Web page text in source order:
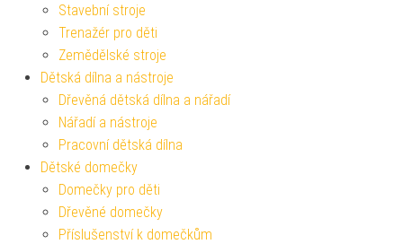
Stavební stroje
Trenažér pro děti
Zemědělské stroje
Dětská dílna a nástroje
Dřevěná dětská dílna a nářadí
Nářadí a nástroje
Pracovní dětská dílna
Dětské domečky
Domečky pro děti
Dřevěné domečky
Příslušenství k domečkům